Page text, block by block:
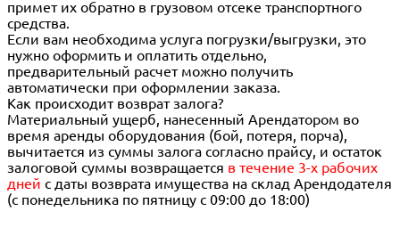
примет их обратно в грузовом отсеке транспортного
средства.
Если вам необходима услуга погрузки/выгрузки, это
нужно оформить и оплатить отдельно,
предварительный расчет можно получить
автоматически при оформлении заказа.
Как происходит возврат залога?
Материальный ущерб, нанесенный Арендатором во
время аренды оборудования (бой, потеря, порча),
вычитается из суммы залога согласно прайсу, и остаток
залоговой суммы возвращается в течение 3-х рабочих
дней с даты возврата имущества на склад Арендодателя
(с понедельника по пятницу с 09:00 до 18:00)